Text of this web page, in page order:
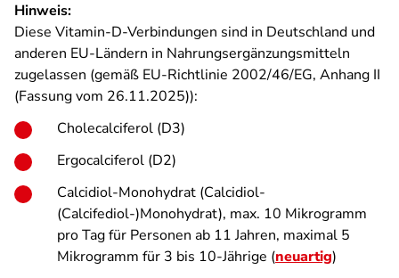
Hinweis:
Diese Vitamin-D-Verbindungen sind in Deutschland und
anderen EU-Ländern in Nahrungsergänzungsmitteln
zugelassen (gemäß EU-Richtlinie 2002/46/EG, Anhang II
(Fassung vom 26.11.2025)):
Cholecalciferol (D3)
Ergocalciferol (D2)
Calcidiol-Monohydrat (Calcidiol-
(Calcifediol-)Monohydrat), max. 10 Mikrogramm
pro Tag für Personen ab 11 Jahren, maximal 5
Mikrogramm für 3 bis 10-Jährige (neuartig)